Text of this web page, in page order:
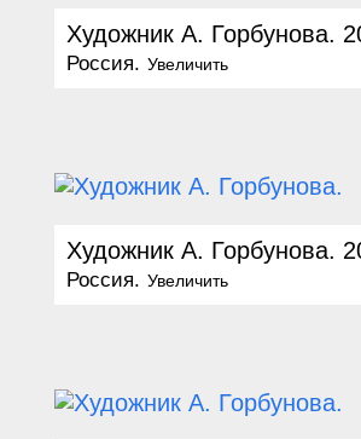
Художник А. Горбунова.
Россия. Увеличить
Художник А. Горбунова.
Россия. Увеличить